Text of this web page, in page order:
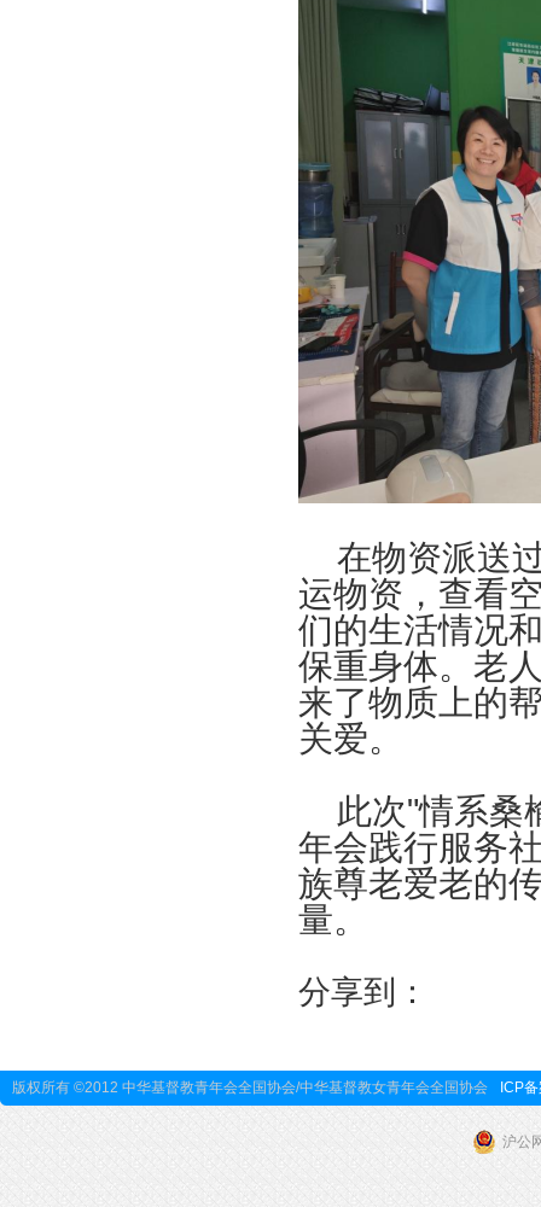
在物资派送
运物资，查看
们的生活情况
保重身体。老
来了物质上的
关爱。
此次"情系桑
年会践行服务
族尊老爱老的
量。
分享到：
版权所有 ©2012 中华基督教青年会全国协会/中华基督教女青年会全国协会 ICP
沪公